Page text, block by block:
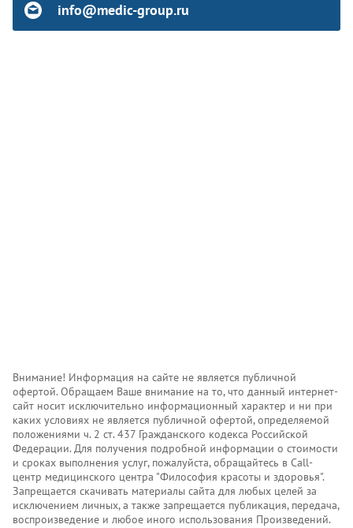
info@medic-group.ru
Внимание! Информация на сайте не является публичной
офертой. Обращаем Ваше внимание на то, что данный интернет-
сайт носит исключительно информационный характер и ни при
каких условиях не является публичной офертой, определяемой
положениями ч. 2 ст. 437 Гражданского кодекса Российской
Федерации. Для получения подробной информации о стоимости
и сроках выполнения услуг, пожалуйста, обращайтесь в Call-
центр медицинского центра "Философия красоты и здоровья".
Запрещается скачивать материалы сайта для любых целей за
исключением личных, а также запрещается публикация, передача,
воспроизведение и любое иного использования Произведений.